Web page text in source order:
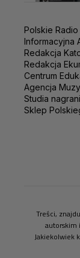
Polskie Radio
Informacyjna
Redakcja
Redakcja
Centrum
Agencja
Studia
Sklep
Treści,
autorskim
Jakiekolwiek